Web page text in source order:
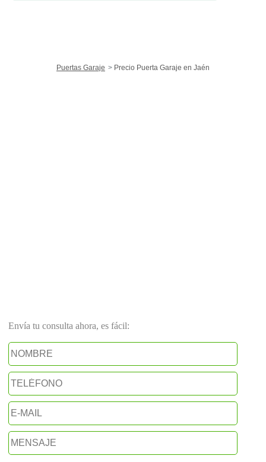
Puertas Garaje Precio Puerta Garaje en Jaén
Envía tu consulta ahora, es fácil: